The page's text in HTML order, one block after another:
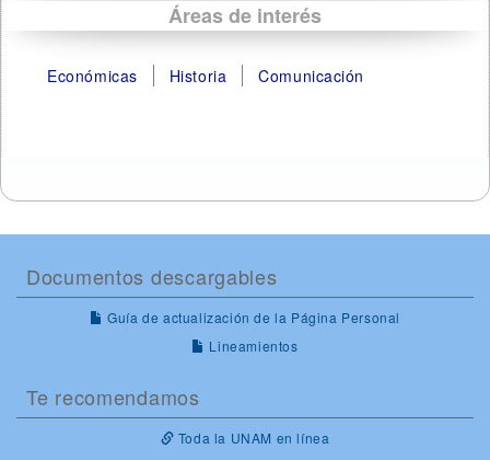
Áreas de interés
Económicas Historia Comunicación
Documentos descargables
Guía de actualización de la Página Personal
Lineamientos
Te recomendamos
Toda la UNAM en línea